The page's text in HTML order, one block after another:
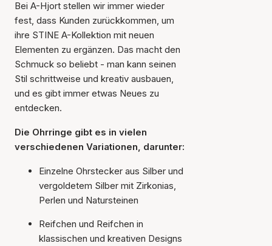
Bei A-Hjort stellen wir immer wieder
fest, dass Kunden zurückkommen, um
ihre STINE A-Kollektion mit neuen
Elementen zu ergänzen. Das macht den
Schmuck so beliebt - man kann seinen
Stil schrittweise und kreativ ausbauen,
und es gibt immer etwas Neues zu
entdecken.
Die Ohrringe gibt es in vielen
verschiedenen Variationen, darunter:
Einzelne Ohrstecker aus Silber und
vergoldetem Silber mit Zirkonias,
Perlen und Natursteinen
Reifchen und Reifchen in
klassischen und kreativen Designs